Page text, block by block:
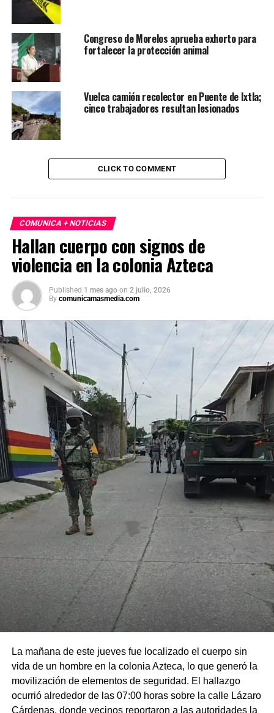
Congreso de Morelos aprueba exhorto para
fortalecer la protección animal
Vuelca camión recolector en Puente de Ixtla;
cinco trabajadores resultan lesionados
CLICK TO COMMENT
COMUNICA + NOTICIAS
Hallan cuerpo con signos de
violencia en la colonia Azteca
Published 1 mes ago on 2 julio, 2026
By comunicamasmedia.com
La mañana de este jueves fue localizado el cuerpo sin
vida de un hombre en la colonia Azteca, lo que generó la
movilización de elementos de seguridad. El hallazgo
ocurrió alrededor de las 07:00 horas sobre la calle Lázaro
Cárdenas, donde vecinos reportaron a las autoridades la